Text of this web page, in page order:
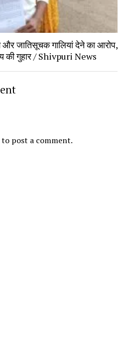
और जातिसूचक गालियां देने का आरोप,
की गुहार / Shivpuri News
post a comment.